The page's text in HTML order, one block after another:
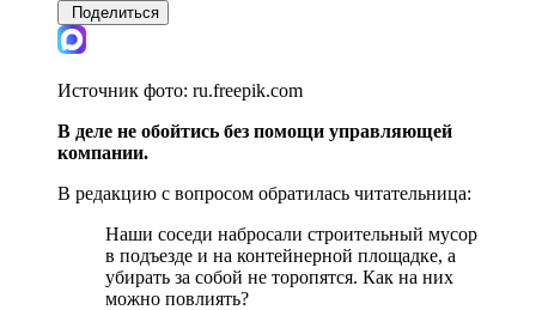
Поделиться
Источник фото: ru.freepik.com
В деле не обойтись без помощи управляющей
компании.
В редакцию с вопросом обратилась читательница:
Наши соседи набросали строительный мусор
в подъезде и на контейнерной площадке, а
убирать за собой не торопятся. Как на них
можно повлиять?